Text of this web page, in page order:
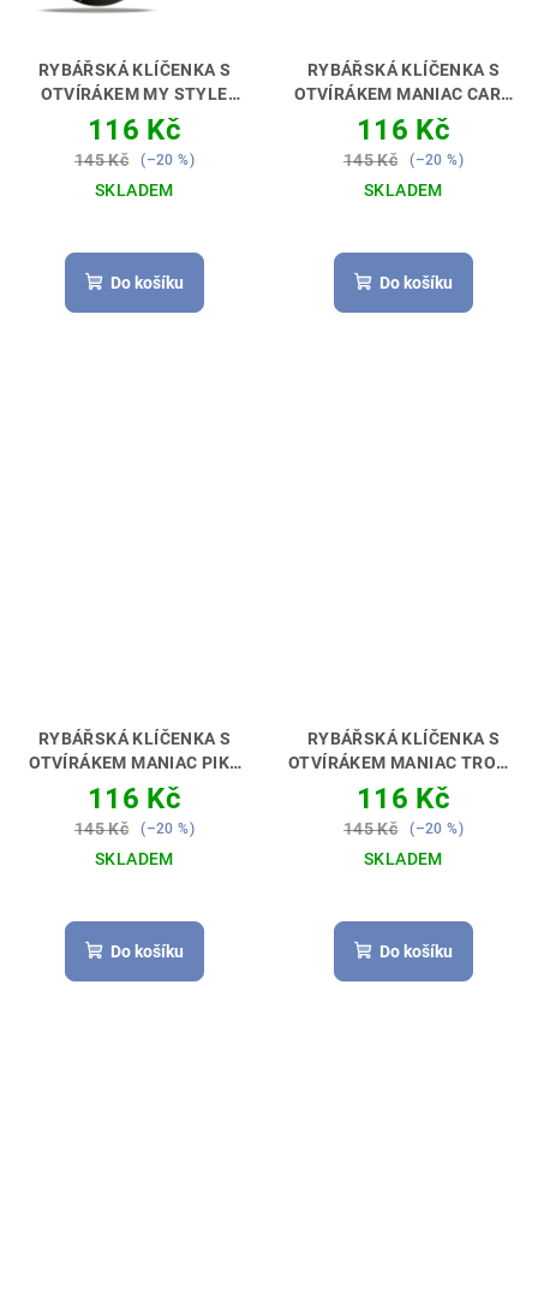
RYBÁŘSKÁ KLÍČENKA S
OTVÍRÁKEM MY STYLE
CATFISH FISHING
[SUMCAŘ]PERFEKTNÍ
DÁREK PRO RYBÁŘE 🎣🎁
116 Kč
145 Kč (–20 %)
SKLADEM
Do košíku
RYBÁŘSKÁ KLÍČENKA S
OTVÍRÁKEM MANIAC CARP
PERFEKTNÍ DÁREK
PRO RYBÁŘE 🎣🎁
116 Kč
145 Kč (–20 %)
SKLADEM
hodnocení
produktu
Do košíku
RYBÁŘSKÁ KLÍČENKA S
OTVÍRÁKEM MANIAC PIKE
[ŠTIKA]PERFEKTNÍ DÁREK
PRO RYBÁŘE 🎣🎁
116 Kč
145 Kč (–20 %)
SKLADEM
Do košíku
RYBÁŘSKÁ KLÍČENKA S
OTVÍRÁKEM MANIAC TROUT
[PSTRUH]PERFEKTNÍ
DÁREK PRO RYBÁŘE 🎣🎁
116 Kč
145 Kč (–20 %)
SKLADEM
Do košíku